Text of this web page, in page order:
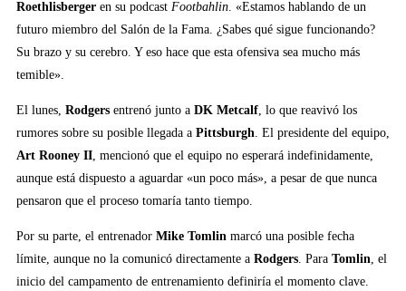
Roethlisberger en su podcast Footbahlin. «Estamos hablando de un
futuro miembro del Salón de la Fama. ¿Sabes qué sigue funcionando?
Su brazo y su cerebro. Y eso hace que esta ofensiva sea mucho más
temible».
El lunes, Rodgers entrenó junto a DK Metcalf, lo que reavivó los
rumores sobre su posible llegada a Pittsburgh. El presidente del equipo,
Art Rooney II, mencionó que el equipo no esperará indefinidamente,
aunque está dispuesto a aguardar «un poco más», a pesar de que nunca
pensaron que el proceso tomaría tanto tiempo.
Por su parte, el entrenador Mike Tomlin marcó una posible fecha
límite, aunque no la comunicó directamente a Rodgers. Para Tomlin, el
inicio del campamento de entrenamiento definiría el momento clave.